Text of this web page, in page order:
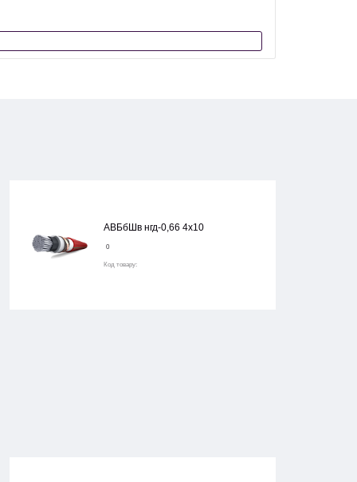
АВБбШв нгд-0,66 4х10
0
Код товару: